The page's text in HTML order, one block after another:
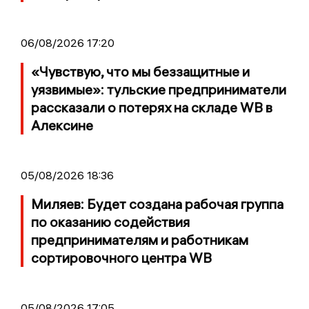
06/08/2026 17:20
«Чувствую, что мы беззащитные и
уязвимые»: тульские предприниматели
рассказали о потерях на складе WB в
Алексине
05/08/2026 18:36
Миляев: Будет создана рабочая группа
по оказанию содействия
предпринимателям и работникам
сортировочного центра WB